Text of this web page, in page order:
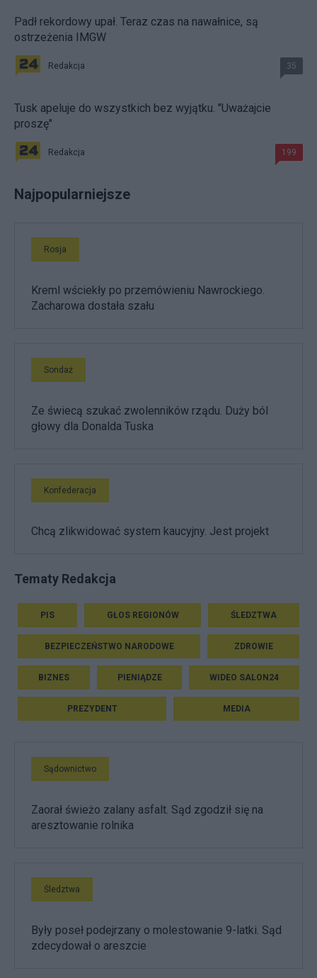
Padł rekordowy upał. Teraz czas na nawałnice, są
ostrzeżenia IMGW
Redakcja 35
Tusk apeluje do wszystkich bez wyjątku. "Uważajcie
proszę"
Redakcja 199
Najpopularniejsze
Rosja
Kreml wściekły po przemówieniu Nawrockiego.
Zacharowa dostała szału
Sondaż
Ze świecą szukać zwolenników rządu. Duży ból
głowy dla Donalda Tuska
Konfederacja
Chcą zlikwidować system kaucyjny. Jest projekt
Tematy Redakcja
PIS GŁOS REGIONÓW ŚLEDZTWA
BEZPIECZEŃSTWO NARODOWE ZDROWIE
BIZNES PIENIĄDZE WIDEO SALON24
PREZYDENT MEDIA
Sądownictwo
Zaorał świeżo zalany asfalt. Sąd zgodził się na
aresztowanie rolnika
Śledztwa
Były poseł podejrzany o molestowanie 9-latki. Sąd
zdecydował o areszcie